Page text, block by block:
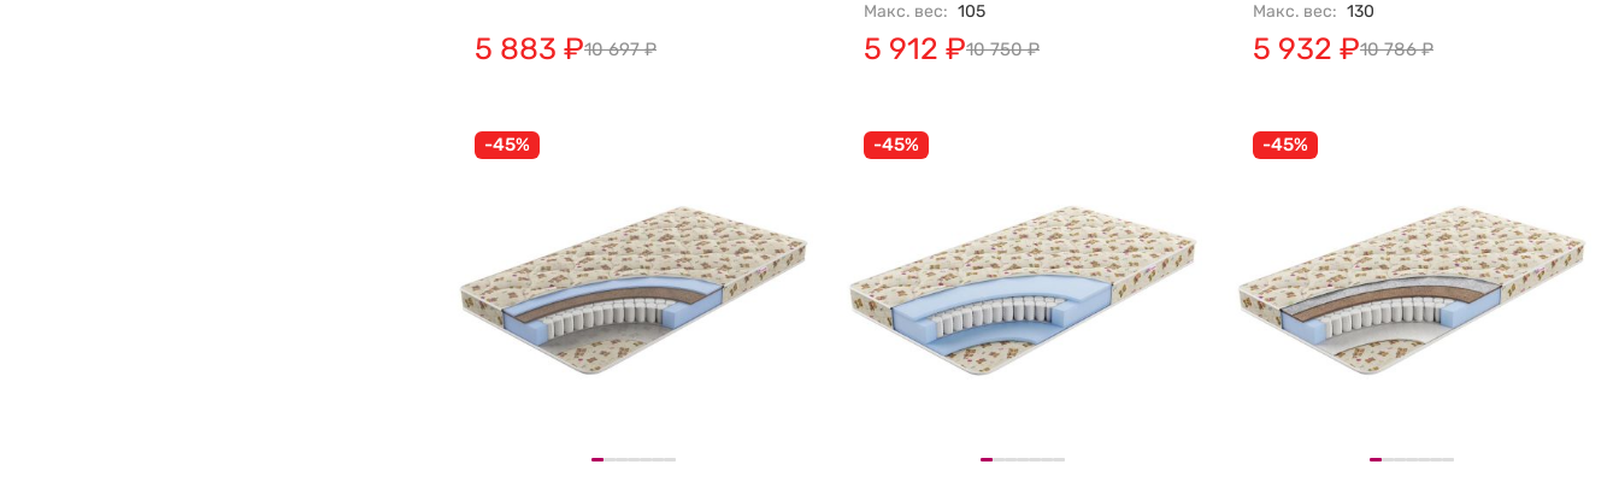
5 883 ₽10 697₽
Макс. вес: 105
5 912 ₽10 750₽
Макс. вес: 130
5 932 ₽10 786₽
-45% -45% -45%